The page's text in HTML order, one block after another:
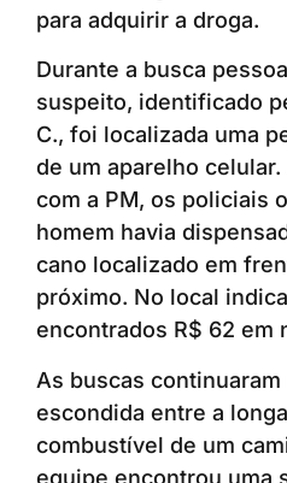
para adquirir a droga.
Durante a busca
suspeito, identificado
C., foi localizada uma
de um aparelho
com a PM, os policiais
homem havia
cano localizado em
próximo. No local
encontrados R$ 62 em
As buscas
escondida entre a
combustível de um
equipe encontrou uma